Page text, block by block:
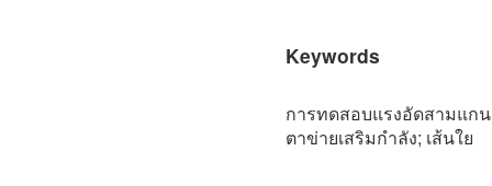
Keywords
การทดสอบแรงอัดสามแก
ตาข่ายเสริมกำลัง; เส้นใย